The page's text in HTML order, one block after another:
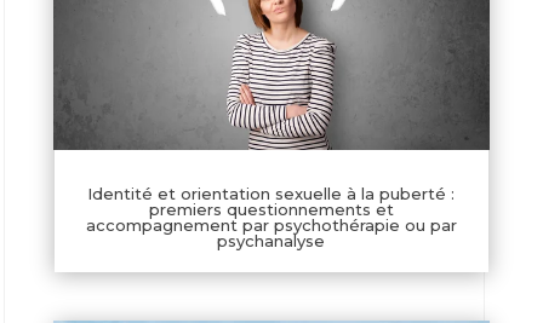
Identité et orientation sexuelle à la puberté :
premiers questionnements et
accompagnement par psychothérapie ou par
psychanalyse